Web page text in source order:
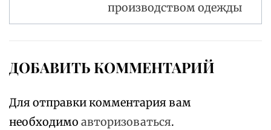
производством одежды
ДОБАВИТЬ КОММЕНТАРИЙ
Для отправки комментария вам
необходимо авторизоваться.